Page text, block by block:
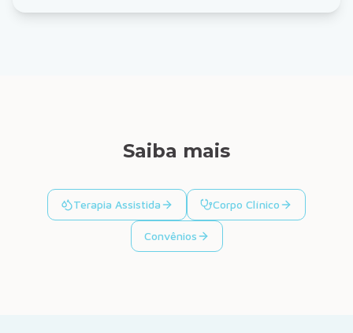
Saiba mais
Terapia Assistida Corpo Clínico
Convênios